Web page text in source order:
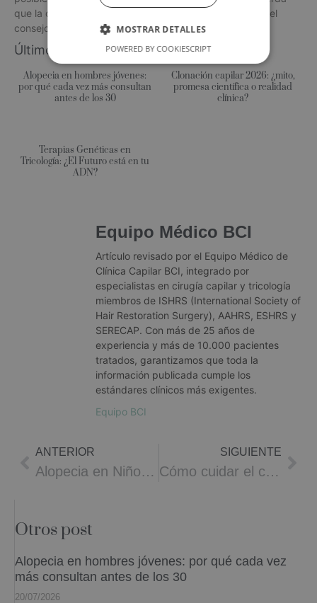
que la clave para el éxito es actuar temprano y buscar el
consejo de un profesional en medicina capilar.
Últimos posts:
Alopecia en hombres jóvenes:
por qué cada vez más consultan
antes de los 30
Clonación capilar 2026: ¿mito,
promesa científica o realidad
clínica?
Terapias Genéticas en
Tricología: ¿El Futuro está en tu
ADN?
Equipo Médico BCI
Artículo revisado por el Equipo Médico de
Clínica Capilar BCI, integrado por
especialistas en cirugía capilar y tricología
miembros de ISHRS (International Society of
Hair Restoration Surgery), AAHRS, ESHRS y
SERECAP. Con más de 25 años de
experiencia y más de 10.000 pacientes
tratados, garantizamos que toda la
información publicada cumple los
estándares clínicos más exigentes.
Equipo BCI
ANTERIOR
Alopecia en Niños: Causas y Tratamientos
SIGUIENTE
Cómo cuidar el cuero cabelludo
Otros post
Alopecia en hombres jóvenes: por qué cada vez
más consultan antes de los 30
20/07/2026
MOSTRAR DETALLES
POWERED BY COOKIESCRIPT